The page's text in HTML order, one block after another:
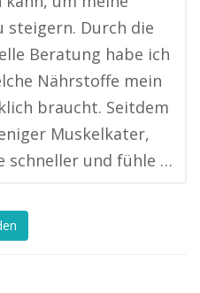
steigern. Durch die
Beratung habe ich
Nährstoffe mein
braucht. Seitdem
Muskelkater,
schneller und fühle …